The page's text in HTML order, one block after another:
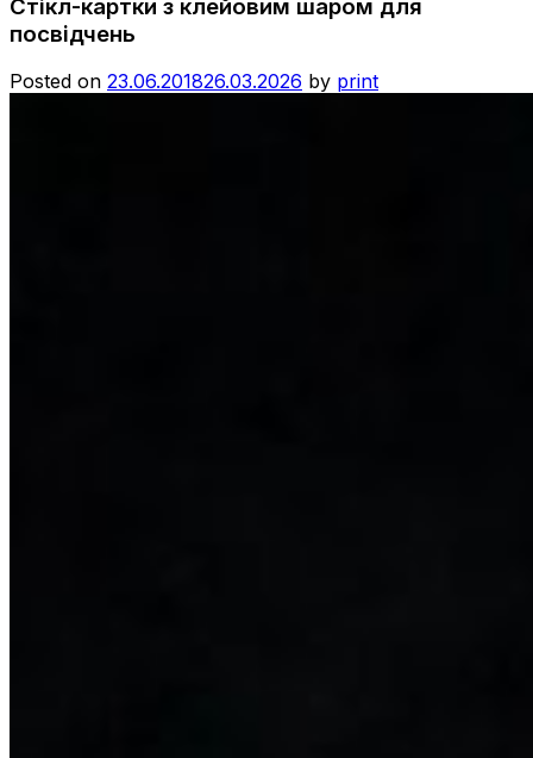
Стікл-картки з клейовим шаром для
посвідчень
Posted on 23.06.201826.03.2026 by print